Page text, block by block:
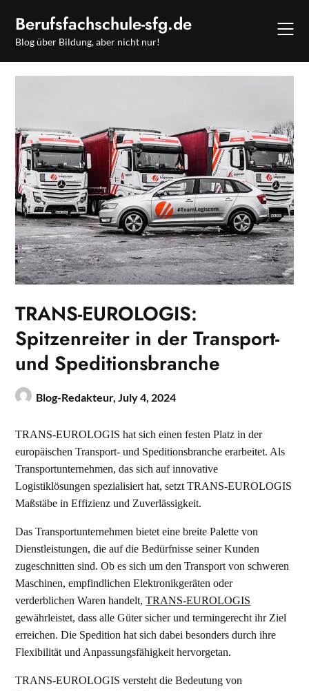
content
Berufsfachschule-sfg.de
Blog über Bildung, aber nicht nur!
TRANS-EUROLOGIS:
Spitzenreiter in der Transport-
und Speditionsbranche
Blog-Redakteur,July 4, 2024
TRANS-EUROLOGIS hat sich einen festen Platz in der
europäischen Transport- und Speditionsbranche erarbeitet. Als
Transportunternehmen, das sich auf innovative
Logistiklösungen spezialisiert hat, setzt TRANS-EUROLOGIS
Maßstäbe in Effizienz und Zuverlässigkeit.
Das Transportunternehmen bietet eine breite Palette von
Dienstleistungen, die auf die Bedürfnisse seiner Kunden
zugeschnitten sind. Ob es sich um den Transport von schweren
Maschinen, empfindlichen Elektronikgeräten oder
verderblichen Waren handelt,TRANS-EUROLOGIS
gewährleistet, dass alle Güter sicher und termingerecht ihr Ziel
erreichen. Die Spedition hat sich dabei besonders durch ihre
Flexibilität und Anpassungsfähigkeit hervorgetan.
TRANS-EUROLOGIS versteht die Bedeutung von